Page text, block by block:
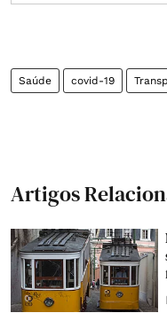
Saúde covid-19
Artigos